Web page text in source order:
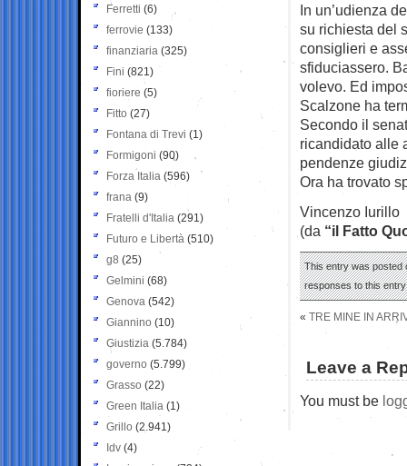
In un’udienza
su richiesta del
consiglieri e
sfiduciassero.
volevo. Ed
Scalzone ha
Secondo il
ricandidato alle
pendenze
Ora ha trovato
Vincenzo Iurillo
(da “il Fatto
This entry was posted
responses to this
« TRE MINE IN
Leave a
You must be
Ferretti (6)
ferrovie (133)
finanziaria (325)
Fini (821)
fioriere (5)
Fitto (27)
Fontana di Trevi (1)
Formigoni (90)
Forza Italia (596)
frana (9)
Fratelli d'Italia (291)
Futuro e Libertà (510)
g8 (25)
Gelmini (68)
Genova (542)
Giannino (10)
Giustizia (5.784)
governo (5.799)
Grasso (22)
Green Italia (1)
Grillo (2.941)
Idv (4)